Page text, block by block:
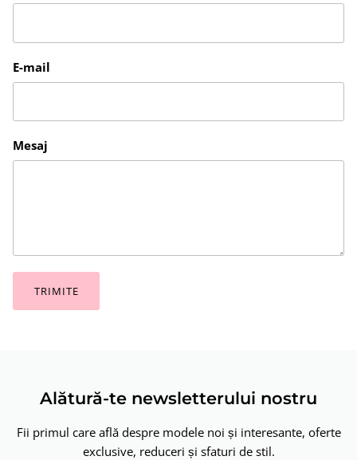
E-mail
Mesaj
TRIMITE
Alătură-te newsletterului nostru
Fii primul care află despre modele noi și interesante, oferte
exclusive, reduceri și sfaturi de stil.